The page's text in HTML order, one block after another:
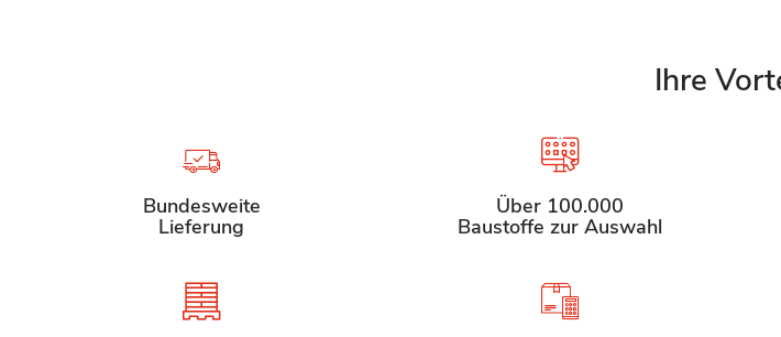
Ihre
Bundesweite
Lieferung
Über 100.000
Baustoffe zur Auswahl